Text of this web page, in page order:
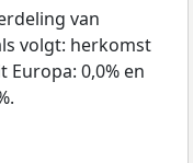
van
volgt: herkomst
0,0% en